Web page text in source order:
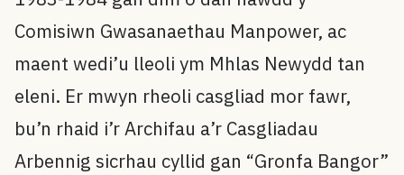
Comisiwn Gwasanaethau Manpower, ac
maent wedi’u lleoli ym Mhlas Newydd tan
eleni. Er mwyn rheoli casgliad mor fawr,
bu’n rhaid i’r Archifau a’r Casgliadau
Arbennig sicrhau cyllid gan “Gronfa Bangor”